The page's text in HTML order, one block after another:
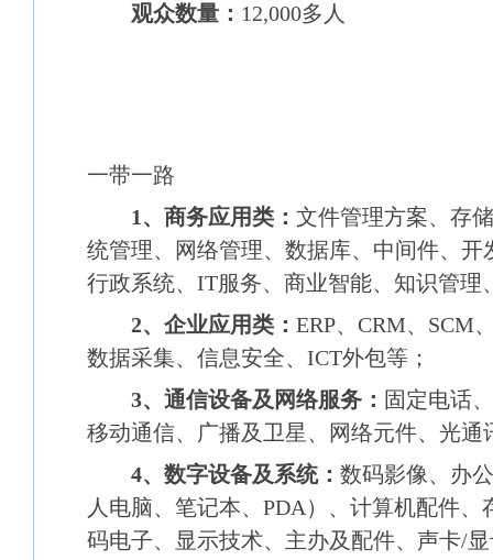
观众数量： 12,000多人
一带一路
1、商务应用类： 文件管理方案、存
统管理、网络管理、数据库、中间件、开
行政系统、IT服务、商业智能、知识管理
2、企业应用类： ERP、CRM、SCM
数据采集、信息安全、ICT外包等；
3、通信设备及网络服务： 固定电话
移动通信、广播及卫星、网络元件、光通
4、数字设备及系统： 数码影像、办
人电脑、笔记本、PDA）、计算机配件
码电子、显示技术、主办及配件、声卡/